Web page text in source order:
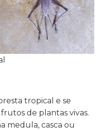
tropical e se
de plantas vivas.
medula, casca ou